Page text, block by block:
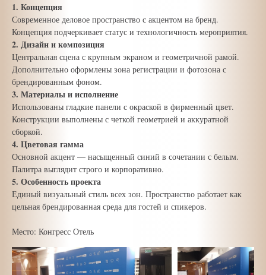
1. Концепция
Современное деловое пространство с акцентом на бренд.
Концепция подчеркивает статус и технологичность мероприятия.
2. Дизайн и композиция
Центральная сцена с крупным экраном и геометричной рамой.
Дополнительно оформлены зона регистрации и фотозона с
брендированным фоном.
3. Материалы и исполнение
Использованы гладкие панели с окраской в фирменный цвет.
Конструкции выполнены с четкой геометрией и аккуратной
сборкой.
4. Цветовая гамма
Основной акцент — насыщенный синий в сочетании с белым.
Палитра выглядит строго и корпоративно.
5. Особенность проекта
Единый визуальный стиль всех зон. Пространство работает как
цельная брендированная среда для гостей и спикеров.
Место: Конгресс Отель